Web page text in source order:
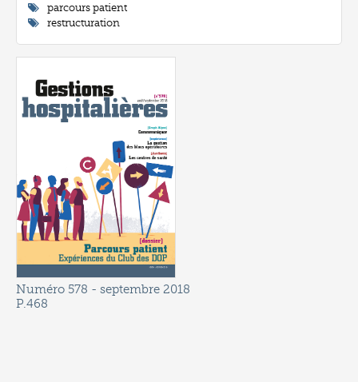
parcours patient
restructuration
Numéro 578 - septembre 2018
P.468